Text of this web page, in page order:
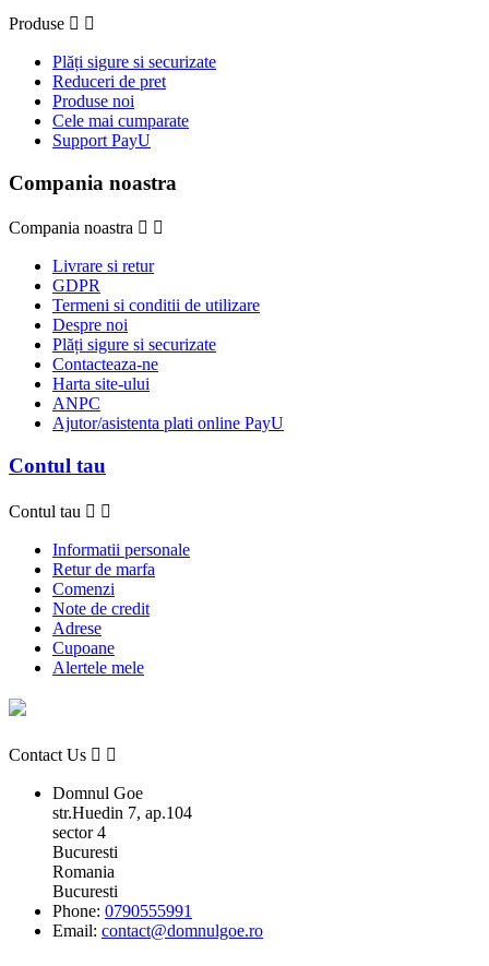
Produse  
Plăți sigure si securizate
Reduceri de pret
Produse noi
Cele mai cumparate
Support PayU
Compania noastra
Compania noastra  
Livrare si retur
GDPR
Termeni si conditii de utilizare
Despre noi
Plăți sigure si securizate
Contacteaza-ne
Harta site-ului
ANPC
Ajutor/asistenta plati online PayU
Contul tau
Contul tau  
Informatii personale
Retur de marfa
Comenzi
Note de credit
Adrese
Cupoane
Alertele mele
Contact Us  
Domnul Goe
str.Huedin 7, ap.104
sector 4
Bucuresti
Romania
Bucuresti
Phone: 0790555991
Email: contact@domnulgoe.ro